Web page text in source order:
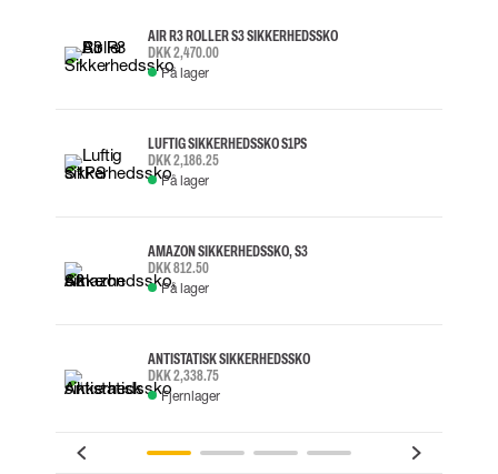
AIR R3 ROLLER S3 SIKKERHEDSSKO
DKK 2,470.00
På lager
LUFTIG SIKKERHEDSSKO S1PS
DKK 2,186.25
På lager
AMAZON SIKKERHEDSSKO, S3
DKK 812.50
På lager
ANTISTATISK SIKKERHEDSSKO
DKK 2,338.75
Fjernlager